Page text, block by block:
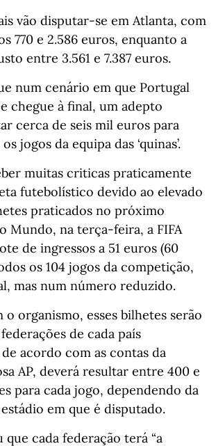
vão disputar-se em Atlanta, com
770 e 2.586 euros, enquanto a
entre 3.561 e 7.387 euros.
num cenário em que Portugal
chegue à final, um adepto
cerca de seis mil euros para
jogos da equipa das ‘quinas’.
muitas criticas praticamente
futebolístico devido ao elevado
praticados no próximo
Mundo, na terça-feira, a FIFA
de ingressos a 51 euros (60
os 104 jogos da competição,
mas num número reduzido.
o organismo, esses bilhetes serão
de cada país
acordo com as contas da
AP, deverá resultar entre 400 e
para cada jogo, dependendo da
em que é disputado.
que cada federação terá “a